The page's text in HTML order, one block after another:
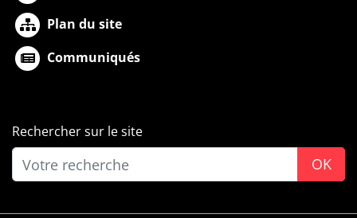
Plan du site
Communiqués
Rechercher sur le site
OK